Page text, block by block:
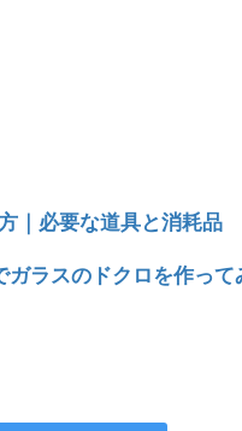
｜必要な道具と消耗品
ガラスのドクロを作って